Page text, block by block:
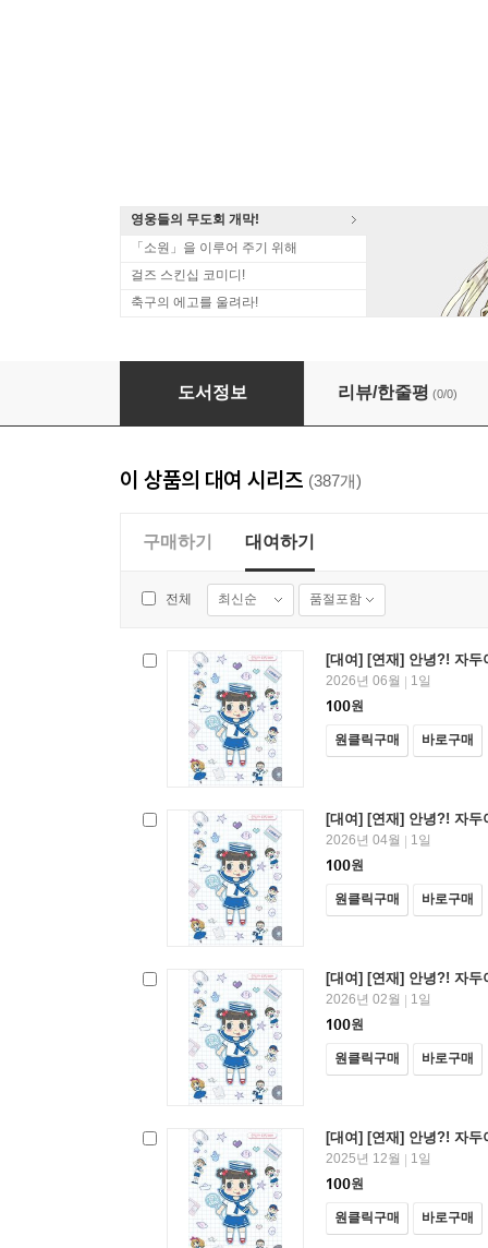
영웅들의 무도회 개막!
「소원」을 이루어 주기 위해
걸즈 스킨십 코미디!
축구의 에고를 울려라!
[대여] [연재] 안녕?! 자두야!! Original 386화
도서정보 리뷰/한줄평 (0/0)
이 상품의 대여 시리즈 (387개)
구매하기 대여하기
전체 최신순 품절포함
[대여] [연재] 안녕?! 자
2026년 06월 | 1일
100원
원클릭구매 바로구매
[대여] [연재] 안녕?! 자
2026년 04월 | 1일
100원
원클릭구매 바로구매
[대여] [연재] 안녕?! 자
2026년 02월 | 1일
100원
원클릭구매 바로구매
[대여] [연재] 안녕?! 자
2025년 12월 | 1일
100원
원클릭구매 바로구매